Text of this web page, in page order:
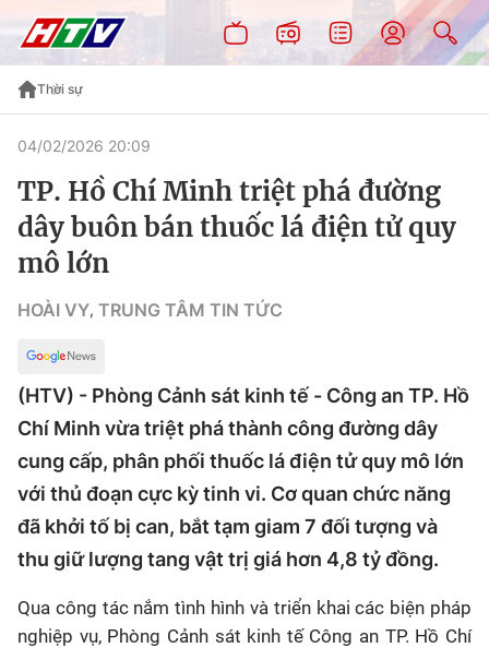
Thời sự
04/02/2026 20:09
TP. Hồ Chí Minh triệt phá đường
dây buôn bán thuốc lá điện tử quy
mô lớn
HOÀI VY, TRUNG TÂM TIN TỨC
(HTV) - Phòng Cảnh sát kinh tế - Công an TP. Hồ
Chí Minh vừa triệt phá thành công đường dây
cung cấp, phân phối thuốc lá điện tử quy mô lớn
với thủ đoạn cực kỳ tinh vi. Cơ quan chức năng
đã khởi tố bị can, bắt tạm giam 7 đối tượng và
thu giữ lượng tang vật trị giá hơn 4,8 tỷ đồng.
Qua công tác nắm tình hình và triển khai các biện pháp
nghiệp vụ, Phòng Cảnh sát kinh tế Công an TP. Hồ Chí